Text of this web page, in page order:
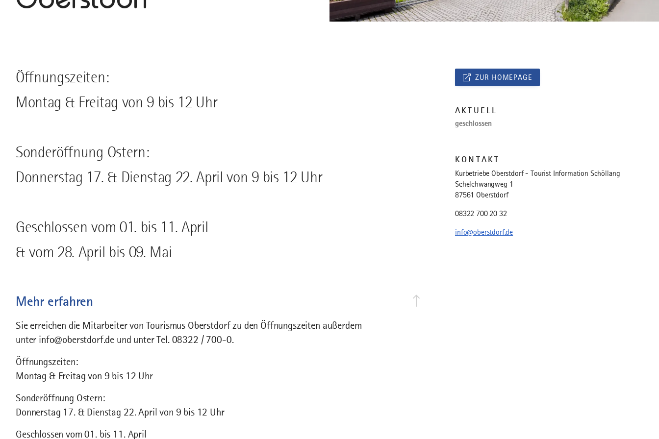
Öffnungszeiten:
Montag & Freitag von 9 bis 12 Uhr
Sonderöffnung Ostern:
Donnerstag 17. & Dienstag 22. April von 9 bis 12 Uhr
Geschlossen vom 01. bis 11. April
& vom 28. April bis 09. Mai
Mehr erfahren
Sie erreichen die Mitarbeiter von Tourismus Oberstdorf zu den Öffnungszeiten außerdem
unter info@oberstdorf.de und unter Tel. 08322 / 700-0.
Öffnungszeiten:
Montag & Freitag von 9 bis 12 Uhr
Sonderöffnung Ostern:
Donnerstag 17. & Dienstag 22. April von 9 bis 12 Uhr
Geschlossen vom 01. bis 11. April
ZUR HOMEPAGE
AKTUELL
geschlossen
KONTAKT
Kurbetriebe Oberstdorf - Tourist Information Schöllang
Schelchwangweg 1
87561 Oberstdorf
08322 700 20 32
info@oberstdorf.de